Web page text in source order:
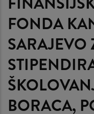
FONDA
SARAJEVO
BORACA,